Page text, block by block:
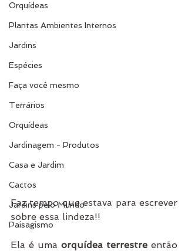
Orquídeas
Plantas Ambientes Internos
Jardins
Espécies
Faça você mesmo
Terrários
Orquídeas
Jardinagem - Produtos
Casa e Jardim
Cactos
Jardins pelo Mundo
Paisagismo
Faz tempo que estava para escrever
sobre essa lindeza!!
Ela é uma orquídea terrestre então